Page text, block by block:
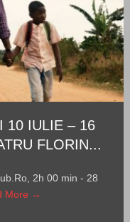
10 IULIE – 16
FLORIN...
2h 00 min - 28
More →